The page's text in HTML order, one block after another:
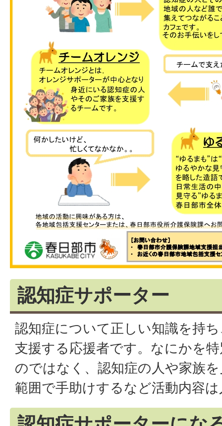
認知症サポーター
認知症について正しい知識を持
支援する応援者です。なにかを
のではなく、認知症の人や家族
範囲で手助けするなど活動内容